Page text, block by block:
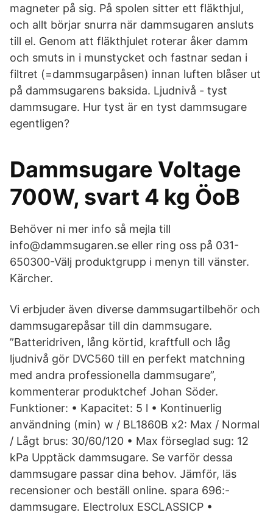
magneter på sig. På spolen sitter ett fläkthjul,
och allt börjar snurra när dammsugaren ansluts
till el. Genom att fläkthjulet roterar åker damm
och smuts in i munstycket och fastnar sedan i
filtret (=dammsugarpåsen) innan luften blåser ut
på dammsugarens baksida. Ljudnivå - tyst
dammsugare. Hur tyst är en tyst dammsugare
egentligen?
Dammsugare Voltage
700W, svart 4 kg ÖoB
Behöver ni mer info så mejla till
info@dammsugaren.se eller ring oss på 031-
650300-Välj produktgrupp i menyn till vänster.
Kärcher.
Vi erbjuder även diverse dammsugartilbehör och
dammsugarepåsar till din dammsugare.
”Batteridriven, lång körtid, kraftfull och låg
ljudnivå gör DVC560 till en perfekt matchning
med andra professionella dammsugare”,
kommenterar produktchef Johan Söder.
Funktioner: • Kapacitet: 5 l • Kontinuerlig
användning (min) w / BL1860B x2: Max / Normal
/ Lågt brus: 30/60/120 • Max förseglad sug: 12
kPa Upptäck dammsugare. Se varför dessa
dammsugare passar dina behov. Jämför, läs
recensioner och beställ online. spara 696:-
dammsugare. Electrolux ESCLASSICP •